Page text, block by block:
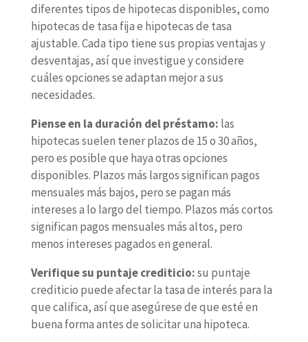
diferentes tipos de hipotecas disponibles, como
hipotecas de tasa fija e hipotecas de tasa
ajustable. Cada tipo tiene sus propias ventajas y
desventajas, así que investigue y considere
cuáles opciones se adaptan mejor a sus
necesidades.
Piense en la duración del préstamo: las
hipotecas suelen tener plazos de 15 o 30 años,
pero es posible que haya otras opciones
disponibles. Plazos más largos significan pagos
mensuales más bajos, pero se pagan más
intereses a lo largo del tiempo. Plazos más cortos
significan pagos mensuales más altos, pero
menos intereses pagados en general.
Verifique su puntaje crediticio:su puntaje
crediticio puede afectar la tasa de interés para la
que califica, así que asegúrese de que esté en
buena forma antes de solicitar una hipoteca.